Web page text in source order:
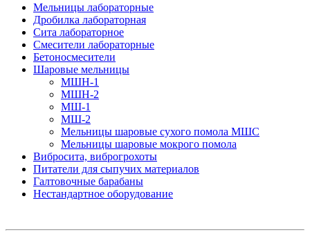
Мельницы лабораторные
Дробилка лабораторная
Сита лабораторное
Смесители лабораторные
Бетоносмесители
Шаровые мельницы
МШН-1
МШН-2
МШ-1
МШ-2
Мельницы шаровые сухого помола МШС
Мельницы шаровые мокрого помола
Вибросита, виброгрохоты
Питатели для сыпучих материалов
Галтовочные барабаны
Нестандартное оборудование